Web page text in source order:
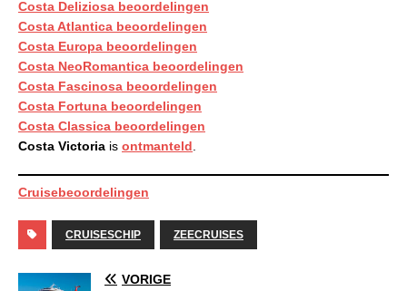
Costa Deliziosa beoordelingen
Costa Atlantica beoordelingen
Costa Europa beoordelingen
Costa NeoRomantica beoordelingen
Costa Fascinosa beoordelingen
Costa Fortuna beoordelingen
Costa Classica beoordelingen
Costa Victoria is ontmanteld
Cruisebeoordelingen
CRUISESCHIP ZEECRUISES
VORIGE